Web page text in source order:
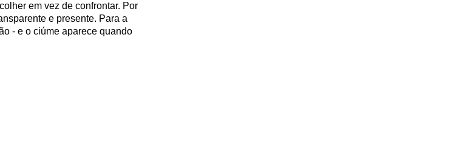
em vez de confrontar. Por
e presente. Para a
- e o ciúme aparece quando